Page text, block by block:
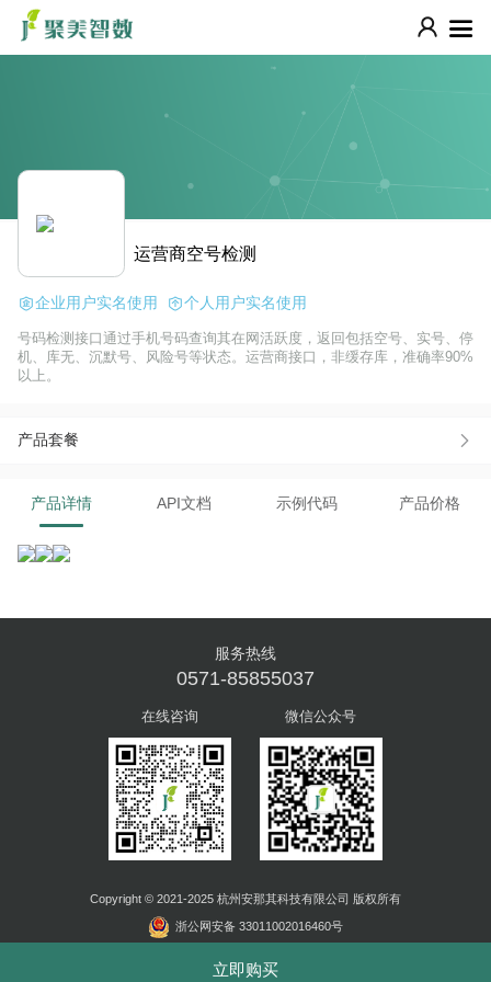
运营商空号检测
企业用户实名使用 个人用户实名使用
号码检测接口通过手机号码查询其在网活跃度，返回包括空号、实号、停
机、库无、沉默号、风险号等状态。运营商接口，非缓存库，准确率90%
以上。
产品套餐
产品详情 API文档 示例代码 产品价格
立即购买
服务热线
0571-85855037
在线咨询 微信公众号
Copyright © 2021-2025 杭州安那其科技有限公司 版权所有
浙公网安备 33011002016460号